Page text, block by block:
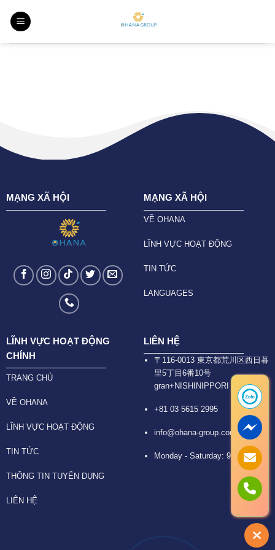
MẠNG XÃ HỘI MẠNG XÃ HỘI
VỀ OHANA
LĨNH VỰC HOẠT ĐỘNG
TIN TỨC
LANGUAGES
LĨNH VỰC HOẠT ĐỘNG
CHÍNH
TRANG CHỦ
VỀ OHANA
LĨNH VỰC HOẠT ĐỘNG
TIN TỨC
THÔNG TIN TUYỂN DỤNG
LIÊN HỆ
LIÊN HỆ
〒116-0013 東京都荒川区西日暮
里5丁目6番10号
gran+NISHINIPPORI 6F
+81 03 5615 2995
info@ohana-group.com
Monday - Saturday: 9:30 -18:30